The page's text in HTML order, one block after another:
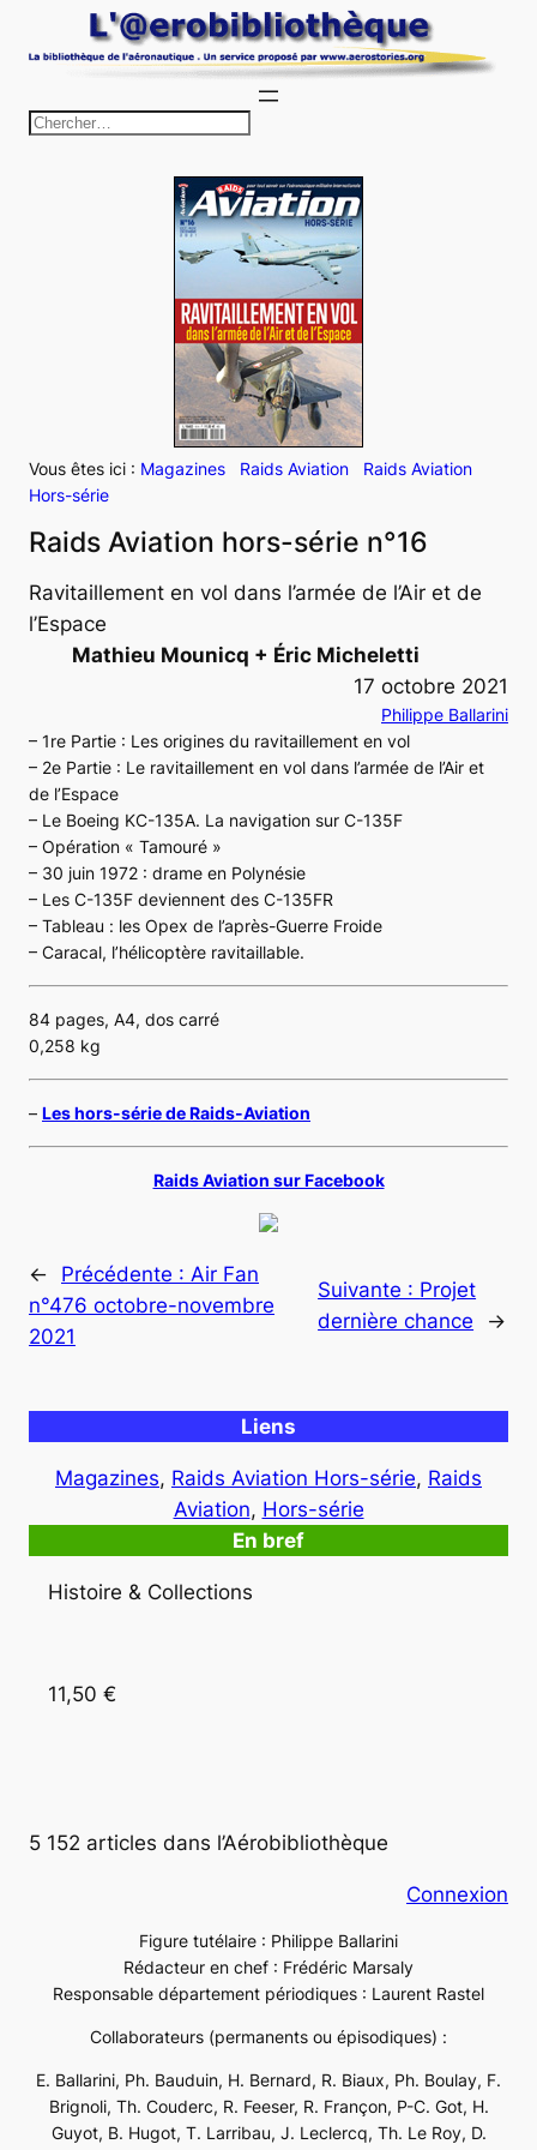
au
c
h
e
c
h
e
r
Vous êtes ici : Magazines Raids Aviation
Raids Aviation
Hors-série
Raids Aviation hors-série n°16
Ravitaillement en vol dans l’armée de l’Air et de
l’Espace
Mathieu Mounicq + Éric Micheletti
17 octobre 2021
Philippe Ballarini
– 1re Partie : Les origines du ravitaillement en vol
– 2e Partie : Le ravitaillement en vol dans l’armée de l’Air et
de l’Espace
– Le Boeing KC-135A. La navigation sur C-135F
– Opération « Tamouré »
– 30 juin 1972 : drame en Polynésie
– Les C-135F deviennent des C-135FR
– Tableau : les Opex de l’après-Guerre Froide
– Caracal, l’hélicoptère ravitaillable.
84 pages, A4, dos carré
0,258 kg
– Les hors-série de Raids-Aviation
Raids Aviation sur Facebook
← Précédente : Air Fan
n°476 octobre-novembre
2021
Suivante : Projet
dernière chance
→
Liens
Magazines, Raids Aviation Hors-série, Raids
Aviation, Hors-série
En bref
Histoire & Collections
11,50 €
5 152 articles dans l’Aérobibliothèque
Connexion
Figure tutélaire : Philippe Ballarini
Rédacteur en chef : Frédéric Marsaly
Responsable département périodiques : Laurent Rastel
Collaborateurs (permanents ou épisodiques) :
E. Ballarini, Ph. Bauduin, H. Bernard, R. Biaux, Ph. Boulay, F.
Brignoli, Th. Couderc, R. Feeser, R. Françon, P-C. Got, H.
Guyot, B. Hugot, T. Larribau, J. Leclercq, Th. Le Roy, D.